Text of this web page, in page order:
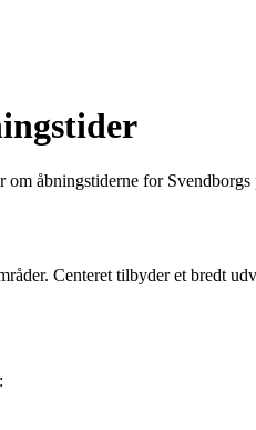
åbningstiderne for
Centeret tilbyder et bredt